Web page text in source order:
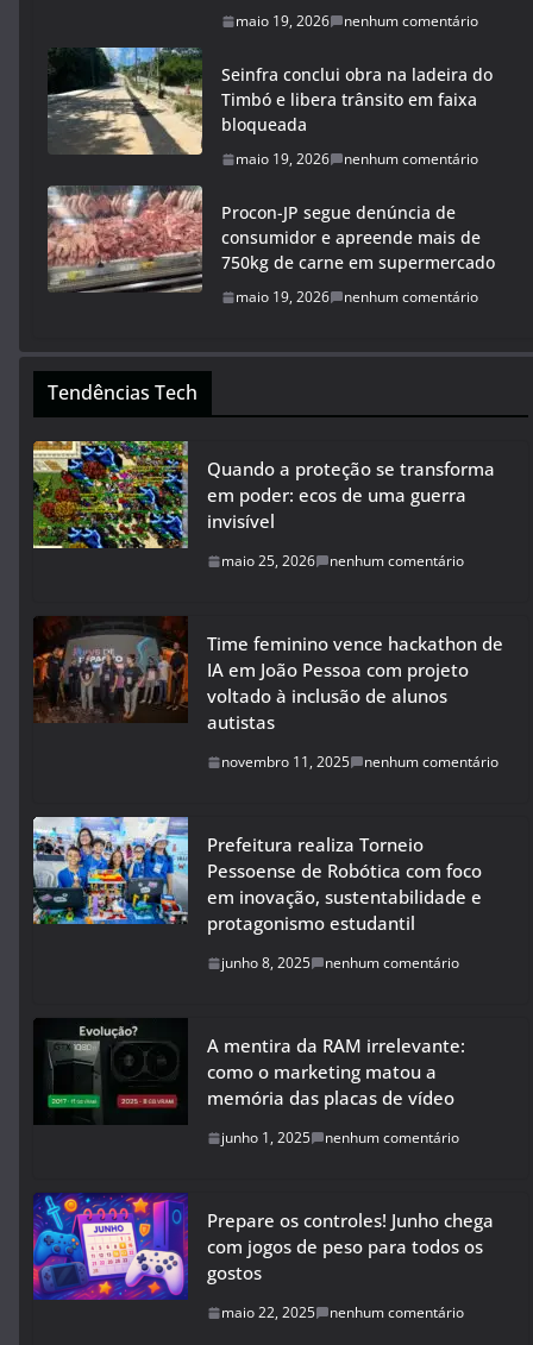
maio 19, 2026 nenhum comentário
Seinfra conclui obra na ladeira do
Timbó e libera trânsito em faixa
bloqueada
maio 19, 2026 nenhum comentário
Procon-JP segue denúncia de
consumidor e apreende mais de
750kg de carne em supermercado
maio 19, 2026 nenhum comentário
Tendências Tech
Quando a proteção se transforma
em poder: ecos de uma guerra
invisível
maio 25, 2026 nenhum comentário
Time feminino vence hackathon de
IA em João Pessoa com projeto
voltado à inclusão de alunos
autistas
novembro 11, 2025 nenhum comentário
Prefeitura realiza Torneio
Pessoense de Robótica com foco
em inovação, sustentabilidade e
protagonismo estudantil
junho 8, 2025 nenhum comentário
A mentira da RAM irrelevante:
como o marketing matou a
memória das placas de vídeo
junho 1, 2025 nenhum comentário
Prepare os controles! Junho chega
com jogos de peso para todos os
gostos
maio 22, 2025 nenhum comentário